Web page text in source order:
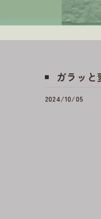
ガラッ
2024/10/05